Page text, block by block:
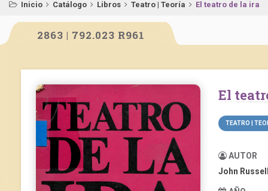
Inicio Catálogo Libros Teatro | Teoría El teatro de la ira
2863 | 792.023 R961
El
TEATRO |
AUTOR
John